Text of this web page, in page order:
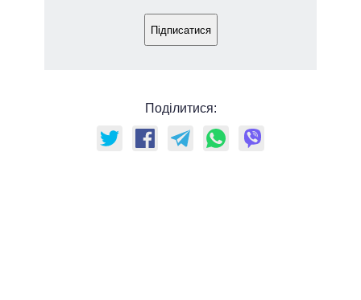
Підписатися
Поділитися: